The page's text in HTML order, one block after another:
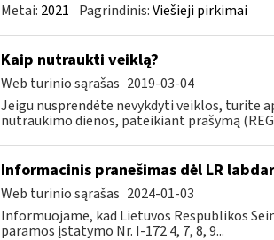
Metai: 2021 Pagrindinis:Viešieji pirkimai
Kaip nutraukti veiklą?
Web turinio sąrašas 2019-03-04
Jeigu nusprendėte nevykdyti veiklos, turite
nutraukimo dienos, pateikiant prašymą
Informacinis pranešimas dėl LR
Web turinio sąrašas 2024-01-03
Informuojame, kad Lietuvos Respublikos
paramos įstatymo Nr. I-172 4, 7, 8, 9...